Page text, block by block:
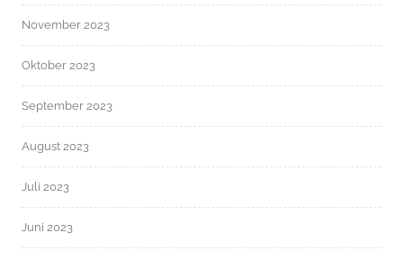
November 2023
Oktober 2023
September 2023
August 2023
Juli 2023
Juni 2023